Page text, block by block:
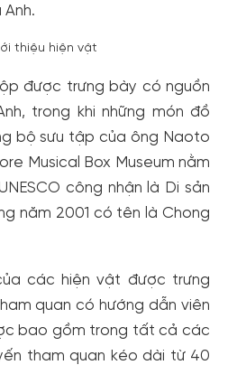
được trưng bày có nguồn
trong khi những món đồ
bộ sưu tập của ông Naoto
Musical Box Museum nằm
công nhận là Di sản
năm 2001 có tên là Chong
các hiện vật được trưng
quan có hướng dẫn viên
bao gồm trong tất cả các
tham quan kéo dài từ 40